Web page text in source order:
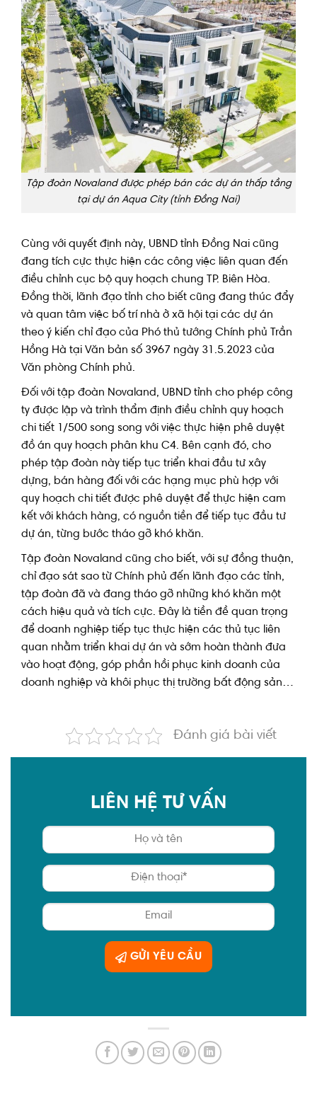
Tập đoàn Novaland được phép bán các dự án thấp tầng
tại dự án Aqua City (tỉnh Đồng Nai)
Cùng với quyết định này, UBND tỉnh Đồng Nai cũng
đang tích cực thực hiện các công việc liên quan đến
điều chỉnh cục bộ quy hoạch chung TP. Biên Hòa.
Đồng thời, lãnh đạo tỉnh cho biết cũng đang thúc đẩy
và quan tâm việc bố trí nhà ở xã hội tại các dự án
theo ý kiến chỉ đạo của Phó thủ tướng Chính phủ Trần
Hồng Hà tại Văn bản số 3967 ngày 31.5.2023 của
Văn phòng Chính phủ.
Đối với tập đoàn Novaland, UBND tỉnh cho phép công
ty được lập và trình thẩm định điều chỉnh quy hoạch
chi tiết 1/500 song song với việc thực hiện phê duyệt
đồ án quy hoạch phân khu C4. Bên cạnh đó, cho
phép tập đoàn này tiếp tục triển khai đầu tư xây
dựng, bán hàng đối với các hạng mục phù hợp với
quy hoạch chi tiết được phê duyệt để thực hiện cam
kết với khách hàng, có nguồn tiền để tiếp tục đầu tư
dự án, từng bước tháo gỡ khó khăn.
Tập đoàn Novaland cũng cho biết, với sự đồng thuận,
chỉ đạo sát sao từ Chính phủ đến lãnh đạo các tỉnh,
tập đoàn đã và đang tháo gỡ những khó khăn một
cách hiệu quả và tích cực. Đây là tiền đề quan trọng
để doanh nghiệp tiếp tục thực hiện các thủ tục liên
quan nhằm triển khai dự án và sớm hoàn thành đưa
vào hoạt động, góp phần hồi phục kinh doanh của
doanh nghiệp và khôi phục thị trường bất động sản…
Đánh giá bài viết
LIÊN HỆ TƯ VẤN
GỬI YÊU CẦU